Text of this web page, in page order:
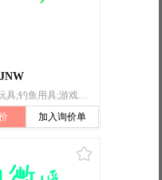
【28类】玩具;钓鱼用具;游戏器具;棋;游戏机;扑克牌;纸牌;麻将牌;多米诺骨牌;围棋
加入询价单